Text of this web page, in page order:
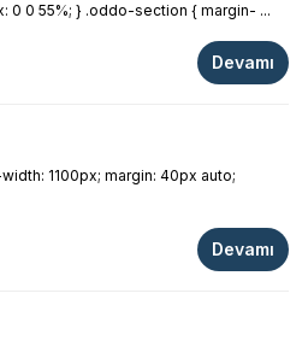
0 55%; } .oddo-section { margin- ...
Devamı
1100px; margin: 40px auto;
Devamı